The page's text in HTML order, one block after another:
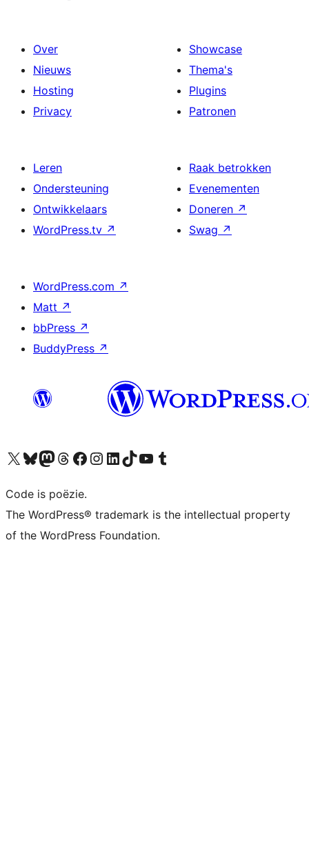
Over
Nieuws
Hosting
Privacy
Showcase
Thema's
Plugins
Patronen
Leren
Ondersteuning
Ontwikkelaars
WordPress.tv ↗
Raak betrokken
Evenementen
Doneren ↗
Swag ↗
WordPress.com ↗
Matt ↗
bbPress ↗
BuddyPress ↗
Bezoek ons X (voorheen Twitter) account
Bezoek ons Bluesky account
Bezoek ons Mastodon account
Bezoek ons Threads account
Onze Facebook pagina bezoeken
Bezoek ons Instagram account
Bezoek ons LinkedIn account
Bezoek ons TikTok account
Bezoek ons YouTube kanaalBezoek ons Tumblr account
Code is poëzie.
The WordPress® trademark is the intellectual property
of the WordPress Foundation.